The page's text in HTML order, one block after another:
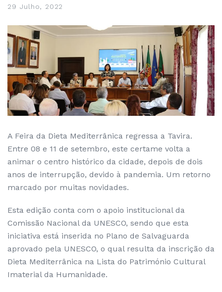
29 Julho, 2022
A Feira da Dieta Mediterrânica regressa a Tavira.
Entre 08 e 11 de setembro, este certame volta a
animar o centro histórico da cidade, depois de dois
anos de interrupção, devido à pandemia. Um retorno
marcado por muitas novidades.
Esta edição conta com o apoio institucional da
Comissão Nacional da UNESCO, sendo que esta
iniciativa está inserida no Plano de Salvaguarda
aprovado pela UNESCO, o qual resulta da inscrição da
Dieta Mediterrânica na Lista do Património Cultural
Imaterial da Humanidade.